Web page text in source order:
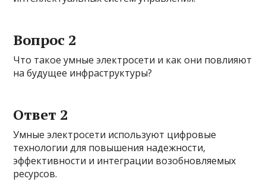
Вопрос 2
Что такое умные электросети и как они повлияют
на будущее инфраструктуры?
Ответ 2
Умные электросети используют цифровые
технологии для повышения надежности,
эффективности и интеграции возобновляемых
ресурсов.